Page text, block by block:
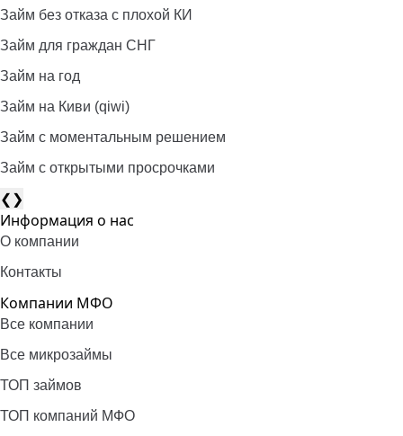
Займ без отказа с плохой КИ
Займ для граждан СНГ
Займ на год
Займ на Киви (qiwi)
Займ c моментальным решением
Займ с открытыми просрочками
❮❯
Информация о нас
О компании
Контакты
Компании МФО
Все компании
Все микрозаймы
ТОП займов
ТОП компаний МФО